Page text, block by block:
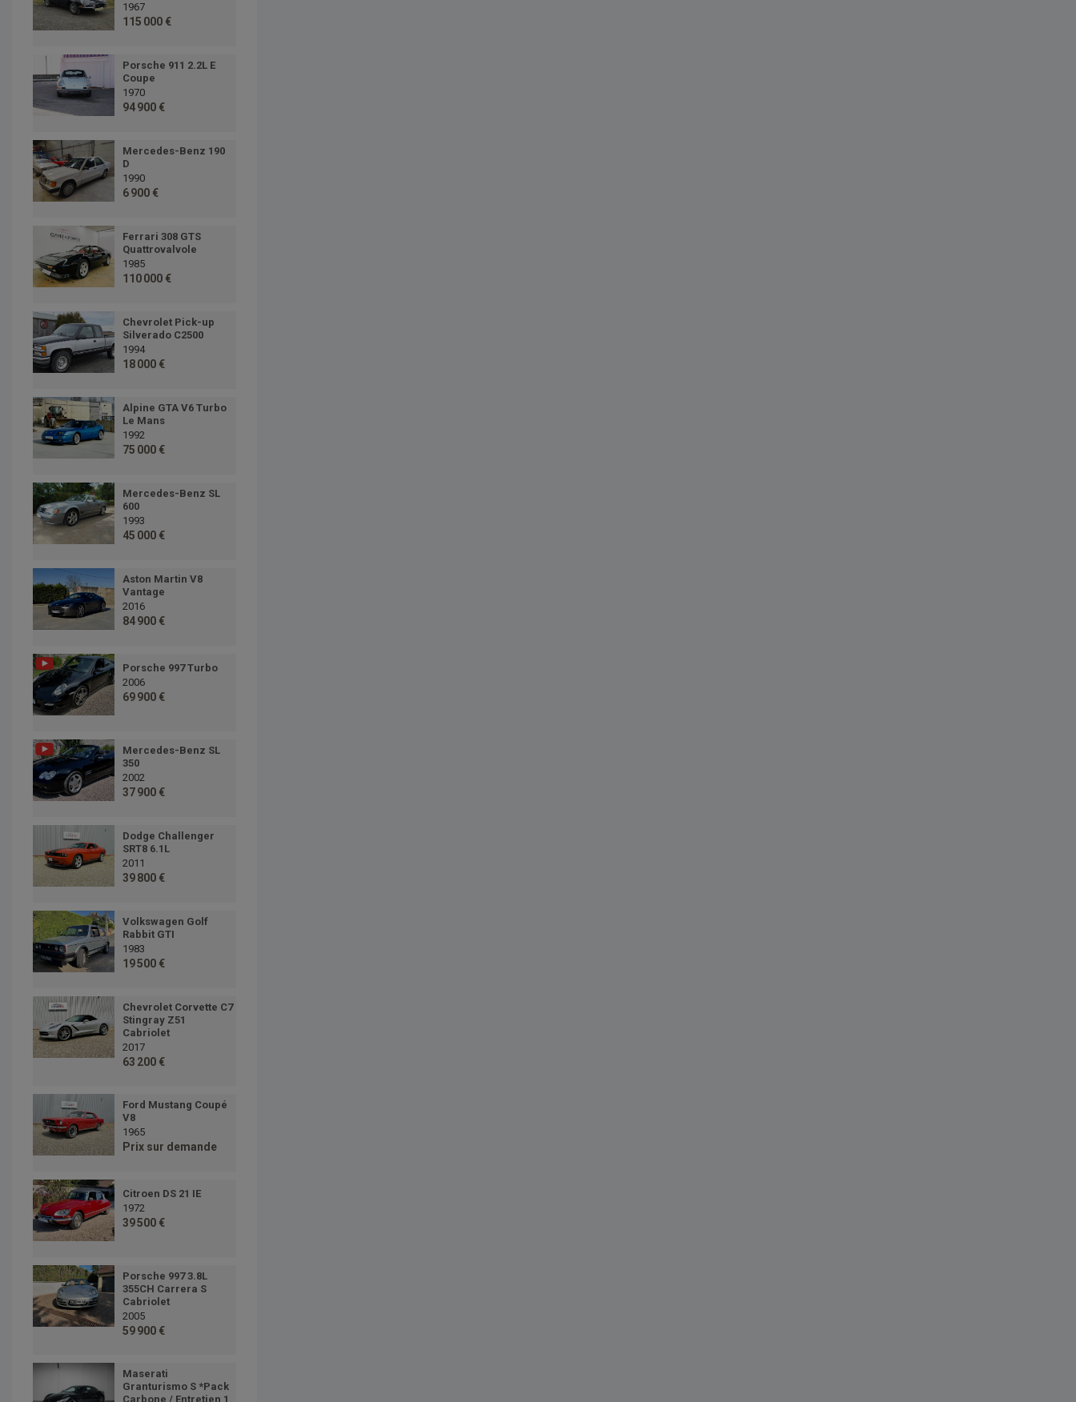
1967
115 000 €
Porsche 911 2.2L E
Coupe
1970
94 900 €
Mercedes-Benz 190
D
1990
6 900 €
Ferrari 308 GTS
Quattrovalvole
1985
110 000 €
Chevrolet Pick-up
Silverado C2500
1994
18 000 €
Alpine GTA V6 Turbo
Le Mans
1992
75 000 €
Mercedes-Benz SL
600
1993
45 000 €
Aston Martin V8
Vantage
2016
84 900 €
Porsche 997 Turbo
2006
69 900 €
Mercedes-Benz SL
350
2002
37 900 €
Dodge Challenger
SRT8 6.1L
2011
39 800 €
Volkswagen Golf
Rabbit GTI
1983
19 500 €
Chevrolet Corvette C7
Stingray Z51
Cabriolet
2017
63 200 €
Ford Mustang Coupé
V8
1965
Prix sur demande
Citroen DS 21 IE
1972
39 500 €
Porsche 997 3.8L
355CH Carrera S
Cabriolet
2005
59 900 €
Maserati
Granturismo S *Pack
Carbone / Entretien 1